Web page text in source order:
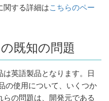
関する詳細はこちらのペー
既知の問題
英語製品となります。日
の使用について、いくつか
の問題は、開発元である